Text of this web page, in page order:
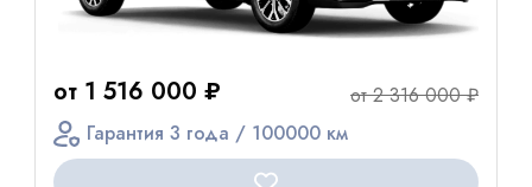
от 1 516 000 ₽
от 2 316 000 ₽
Гарантия 3 года / 100000 км